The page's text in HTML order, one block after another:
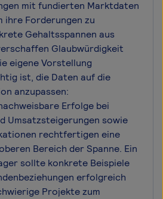
mit fundierten Marktdaten
ihre Forderungen zu
Gehaltsspannen aus
Glaubwürdigkeit
eigene Vorstellung
ist, die Daten auf die
anzupassen:
Erfolge bei
Umsatzsteigerungen sowie
rechtfertigen eine
Bereich der Spanne. Ein
sollte konkrete Beispiele
erfolgreich
Projekte zum